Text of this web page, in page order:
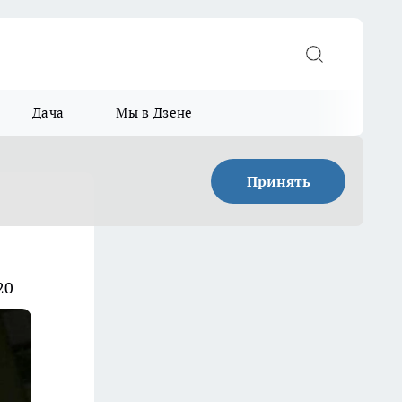
Дача Мы в Дзене
Принять